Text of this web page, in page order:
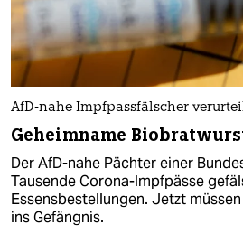
AfD-nahe Impfpassfälscher
Geheimname
Der AfD-nahe Pächter einer
Tausende Corona-Impfpässe
Essensbestellungen. Jetzt
ins Gefängnis.